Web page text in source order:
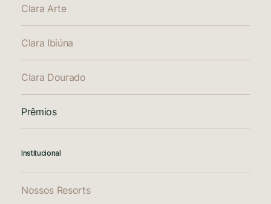
Clara Arte
Clara Ibiúna
Clara Dourado
Prêmios
Institucional
Nossos Resorts